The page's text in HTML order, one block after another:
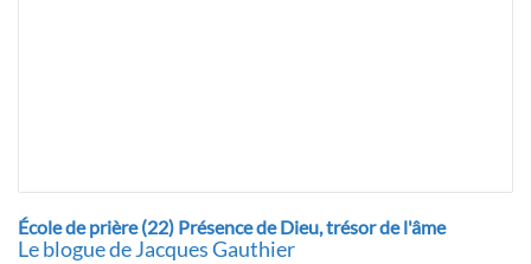
École de prière (22) Présence de Dieu, trésor de l'âme
Le blogue de Jacques Gauthier